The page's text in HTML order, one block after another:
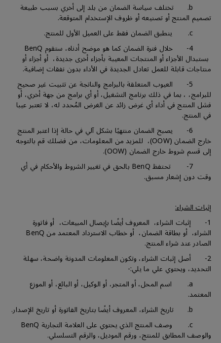
b. تختلف سياسة الضمان من بلد إلى أخري بسبب طبيعة
تصميم المنتج أو تصنيعه أو ظروف الإستخدام المتوقعة.
4- خلال فترة الضمان كما هو موضح أدناه، ستقوم BenQ
بستبدال الأجزاء أو المنتجات المعيبة بأجزاء أخرى جديدة، أو أجزاء أو
منتاجات قابلة للعمل تعادل الجديدة في الأداء بدون نفقات إضافية.
5- العيوب المتعلقة بالبرامج والناتجة عن تثبيت غير صحيح
للبرامج، ، بما في ذلك برنامج التشغيل، أو أي برامج من جهة أخري، أو
فشل المنتج في أداء أي غرض زائد عن الغرض المُحدد له، لا تعتبر عيبا
في المنتج.
6- يصبح الضمان منتهيًا بشكل آلي في حالة إذا اعتبر المنتج
خارج الضمان (OOW)، للمزيد من المعلومات، من فضلك قم بالتوجه
إلى قسم شروط خارج الضمان (OOW).
7- تحتفظ BenQ بالحق في تغيير الشروط والأحكام في أي
وقت دون إشعار مسبق.
إثبات الشراء:
1- إثبات الشراء، المعروف أيضًا بإيصال المبيعات، أو فاتورة
الشراء، أو بطاقة الضمان، أو خطاب الاسترداد المعتمد من BenQ
الصادر عند شراء المنتج.
2- أصل إثبات الشراء، وتكون المعلومات المدونة واضحة، سهلة
التحديد، ويحتوي علي ما يلي:-
a. اسم المحل، أو المتجر، أو الوكيل، أو البائع، أو الموزع
المعتمد.
c. وصف المنتج الذي يحتوي على العلامة التجارية BenQ
والوصف المطابق للمنتج، ورقم الموديل، والرقم التسلسلي.